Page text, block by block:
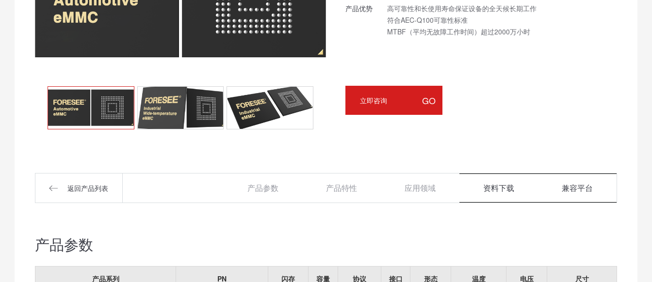
产品优势
高可靠性和长使用寿命保证设备的全天候长期工作
符合AEC-Q100可靠性标准
MTBF（平均无故障工作时间）超过2000万小时
立即咨询 GO
返回产品列表 产品参数 产品特性 应用领域 资料下载 兼容平台
产品参数
产品系列 PN 闪存 容量 协议 接口 形态 温度 电压 尺寸